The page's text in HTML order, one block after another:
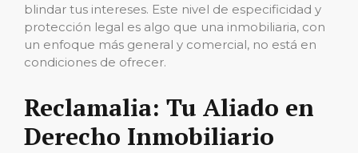
blindar tus intereses. Este nivel de especificidad y
protección legal es algo que una inmobiliaria, con
un enfoque más general y comercial, no está en
condiciones de ofrecer.
Reclamalia: Tu Aliado en
Derecho Inmobiliario